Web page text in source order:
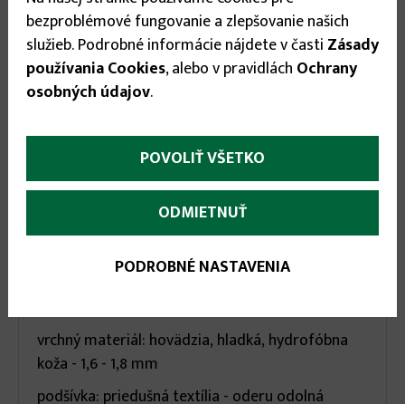
More
Popis(aktívna
Parametre
Popis:
Pracovná, členková, bezpečnostná obuv CXS
ROCK ORE S3 s kompozitnou špičkou a
kevlarovou planžetou - bez kovových častí.
vrchný materiál: hovädzia, hladká, hydrofóbna
koža - 1,6 - 1,8 mm
podšívka: priedušná textília - oderu odolná
bezproblémové fungovanie a zlepšovanie našich
služieb. Podrobné informácie nájdete v časti Zásady
používania Cookies, alebo v pravidlách Ochrany
osobných údajov.
POVOLIŤ VŠETKO
ODMIETNUŤ
PODROBNÉ NASTAVENIA